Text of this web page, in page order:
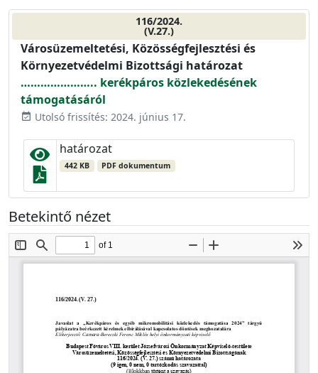
116/2024.
(V.27.)
Városüzemeltetési, Közösségfejlesztési és
Környezetvédelmi Bizottsági határozat
………………….. kerékpáros közlekedésének
támogatásáról
event_available Utolsó frissítés: 2024. június 17.
határozat
442 KB PDF dokumentum
Betekintő nézet